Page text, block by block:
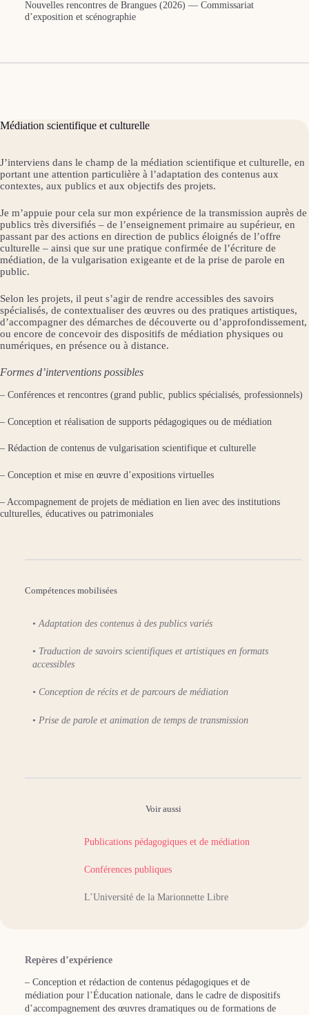
Nouvelles rencontres de Brangues (2026) — Commissariat
d’exposition et scénographie
Médiation scientifique et culturelle
J’interviens dans le champ de la médiation scientifique et culturelle, en
portant une attention particulière à l’adaptation des contenus aux
contextes, aux publics et aux objectifs des projets.
Je m’appuie pour cela sur mon expérience de la transmission auprès de
publics très diversifiés – de l’enseignement primaire au supérieur, en
passant par des actions en direction de publics éloignés de l’offre
culturelle – ainsi que sur une pratique confirmée de l’écriture de
médiation, de la vulgarisation exigeante et de la prise de parole en
public.
Selon les projets, il peut s’agir de rendre accessibles des savoirs
spécialisés, de contextualiser des œuvres ou des pratiques artistiques,
d’accompagner des démarches de découverte ou d’approfondissement,
ou encore de concevoir des dispositifs de médiation physiques ou
numériques, en présence ou à distance.
Formes d’interventions possibles
– Conférences et rencontres (grand public, publics spécialisés, professionnels)
– Conception et réalisation de supports pédagogiques ou de médiation
– Rédaction de contenus de vulgarisation scientifique et culturelle
– Conception et mise en œuvre d’expositions virtuelles
– Accompagnement de projets de médiation en lien avec des institutions
culturelles, éducatives ou patrimoniales
Compétences mobilisées
• Adaptation des contenus à des publics variés
• Traduction de savoirs scientifiques et artistiques en formats
accessibles
• Conception de récits et de parcours de médiation
• Prise de parole et animation de temps de transmission
Voir aussi
Publications pédagogiques et de médiation
Conférences publiques
L’Université de la Marionnette Libre
Repères d’expérience
– Conception et rédaction de contenus pédagogiques et de
médiation pour l’Éducation nationale, dans le cadre de dispositifs
d’accompagnement des œuvres dramatiques ou de formations de